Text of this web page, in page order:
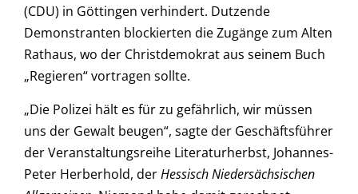
(CDU) in Göttingen verhindert. Dutzende
Demonstranten blockierten die Zugänge zum Alten
Rathaus, wo der Christdemokrat aus seinem Buch
„Regieren“ vortragen sollte.
„Die Polizei hält es für zu gefährlich, wir müssen
uns der Gewalt beugen“, sagte der Geschäftsführer
der Veranstaltungsreihe Literaturherbst, Johannes-
Peter Herberhold, derHessisch Niedersächsischen